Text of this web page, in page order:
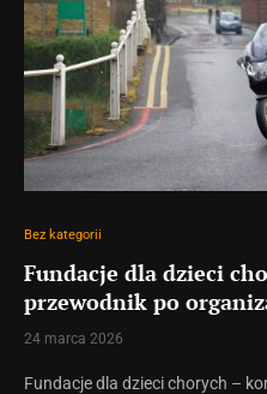
Bez kategorii
Fundacje dla dzieci
przewodnik po
24 marca 2026
Fundacje dla dzieci chorych –